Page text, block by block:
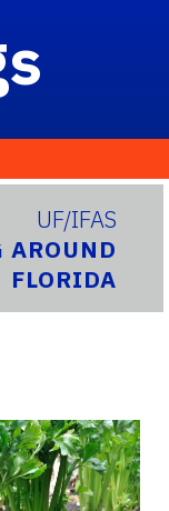
UF/IFAS
FLORIDA